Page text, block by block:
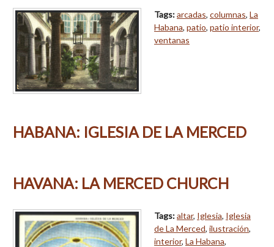
Tags:arcadas, columnas, La
Habana, patio, patio interior,
ventanas
HABANA: IGLESIA DE LA MERCED
HAVANA: LA MERCED CHURCH
Tags:altar, Iglesia, Iglesia
de La Merced, ilustración,
interior, La Habana,